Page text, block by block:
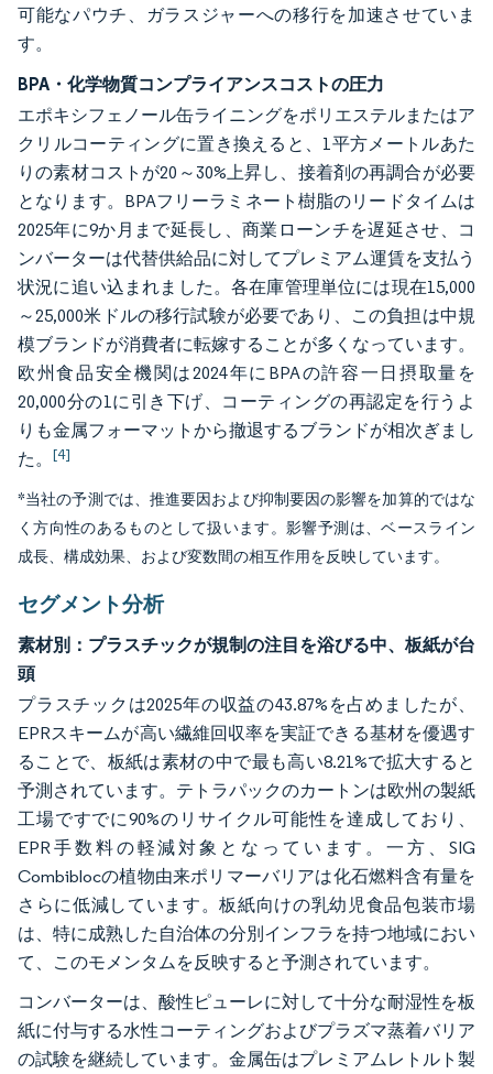
可能なパウチ、ガラスジャーへの移行を加速させていま
す。
BPA・化学物質コンプライアンスコストの圧力
エポキシフェノール缶ライニングをポリエステルまたはア
クリルコーティングに置き換えると、1平方メートルあた
りの素材コストが20～30%上昇し、接着剤の再調合が必要
となります。BPAフリーラミネート樹脂のリードタイムは
2025年に9か月まで延長し、商業ローンチを遅延させ、コ
ンバーターは代替供給品に対してプレミアム運賃を支払う
状況に追い込まれました。各在庫管理単位には現在15,000
～25,000米ドルの移行試験が必要であり、この負担は中規
模ブランドが消費者に転嫁することが多くなっています。
欧州食品安全機関は2024年にBPAの許容一日摂取量を
20,000分の1に引き下げ、コーティングの再認定を行うよ
りも金属フォーマットから撤退するブランドが相次ぎまし
た。 [4]
*当社の予測では、推進要因および抑制要因の影響を加算的ではな
く方向性のあるものとして扱います。影響予測は、ベースライン
成長、構成効果、および変数間の相互作用を反映しています。
セグメント分析
素材別：プラスチックが規制の注目を浴びる中、板紙が台
頭
プラスチックは2025年の収益の43.87%を占めましたが、
EPRスキームが高い繊維回収率を実証できる基材を優遇す
ることで、板紙は素材の中で最も高い8.21%で拡大すると
予測されています。テトラパックのカートンは欧州の製紙
工場ですでに90%のリサイクル可能性を達成しており、
EPR手数料の軽減対象となっています。一方、SIG
Combiblocの植物由来ポリマーバリアは化石燃料含有量を
さらに低減しています。板紙向けの乳幼児食品包装市場
は、特に成熟した自治体の分別インフラを持つ地域におい
て、このモメンタムを反映すると予測されています。
コンバーターは、酸性ピューレに対して十分な耐湿性を板
紙に付与する水性コーティングおよびプラズマ蒸着バリア
の試験を継続しています。金属缶はプレミアムレトルト製